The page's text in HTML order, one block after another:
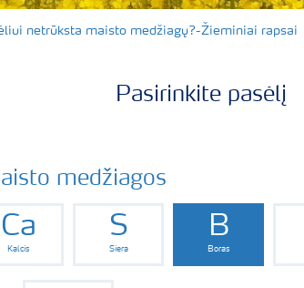
netrūksta maisto medžiagų?-Žieminiai rapsai
Pasirinkite pasėlį
medžiagos
Ca
Kalcis
S
Siera
B
Boras